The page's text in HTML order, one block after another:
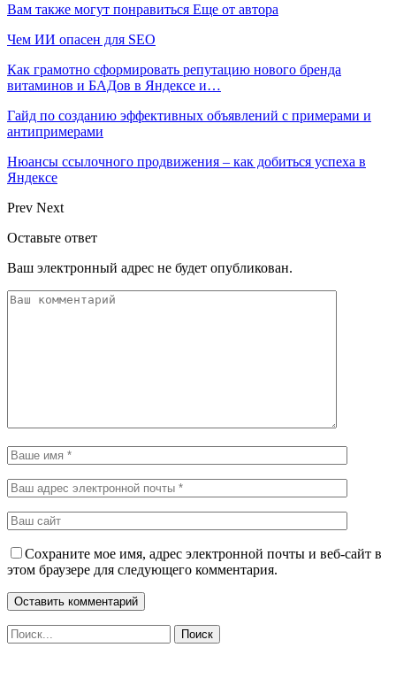
Вам также могут понравиться Еще от автора
Чем ИИ опасен для SEO
Как грамотно сформировать репутацию нового бренда
витаминов и БАДов в Яндексе и…
Гайд по созданию эффективных объявлений с примерами и
антипримерами
Нюансы ссылочного продвижения – как добиться успеха в
Яндексе
Prev Next
Оставьте ответ
Ваш электронный адрес не будет опубликован.
Сохраните мое имя, адрес электронной почты и веб-сайт в
этом браузере для следующего комментария.